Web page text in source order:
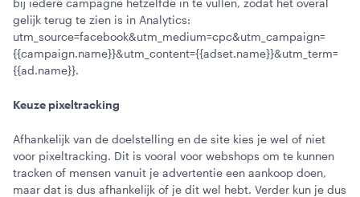
bij iedere campagne hetzelfde in te vullen, zodat het overal
gelijk terug te zien is in Analytics:
utm_source=facebook&utm_medium=cpc&utm_campaign=
{{campaign.name}}&utm_content={{adset.name}}&utm_term=
{{ad.name}}.
Keuze pixeltracking
Afhankelijk van de doelstelling en de site kies je wel of niet
voor pixeltracking. Dit is vooral voor webshops om te kunnen
tracken of mensen vanuit je advertentie een aankoop doen,
maar dat is dus afhankelijk of je dit wel hebt. Verder kun je dus